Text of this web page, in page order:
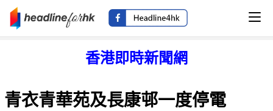
香港即時新聞網
青衣青華苑及長康邨一度停電